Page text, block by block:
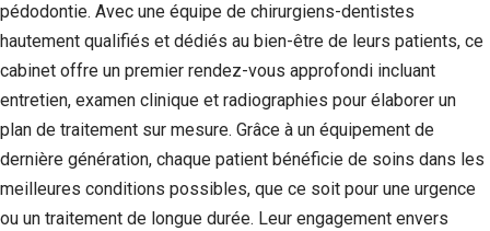
pédodontie. Avec une équipe de chirurgiens-dentistes
hautement qualifiés et dédiés au bien-être de leurs patients, ce
cabinet offre un premier rendez-vous approfondi incluant
entretien, examen clinique et radiographies pour élaborer un
plan de traitement sur mesure. Grâce à un équipement de
dernière génération, chaque patient bénéficie de soins dans les
meilleures conditions possibles, que ce soit pour une urgence
ou un traitement de longue durée. Leur engagement envers